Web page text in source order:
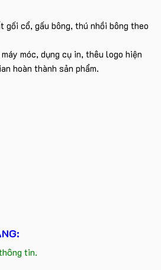
gối cổ, gấu bông, thú nhồi bông theo
móc, dụng cụ in, thêu logo hiện
hoàn thành sản phẩm.
tin.